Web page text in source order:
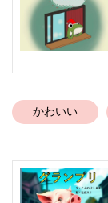
かわいい